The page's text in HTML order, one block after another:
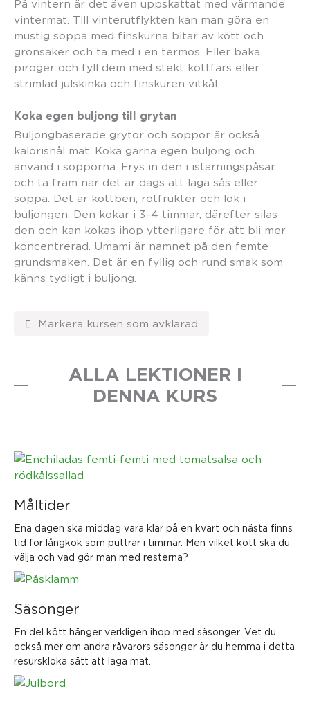
På vintern är det även uppskattat med värmande
vintermat. Till vinterutflykten kan man göra en
mustig soppa med finskurna bitar av kött och
grönsaker och ta med i en termos. Eller baka
piroger och fyll dem med stekt köttfärs eller
strimlad julskinka och finskuren vitkål.
Koka egen buljong till grytan
Buljongbaserade grytor och soppor är också
kalorisnål mat. Koka gärna egen buljong och
använd i sopporna. Frys in den i istärningspåsar
och ta fram när det är dags att laga sås eller
soppa. Det är köttben, rotfrukter och lök i
buljongen. Den kokar i 3–4 timmar, därefter silas
den och kan kokas ihop ytterligare för att bli mer
koncentrerad. Umami är namnet på den femte
grundsmaken. Det är en fyllig och rund smak som
känns tydligt i buljong.
ALLA LEKTIONER I
DENNA KURS
Måltider
Ena dagen ska middag vara klar på en kvart och nästa finns
tid för långkok som puttrar i timmar. Men vilket kött ska du
välja och vad gör man med resterna?
Säsonger
En del kött hänger verkligen ihop med säsonger. Vet du
också mer om andra råvarors säsonger är du hemma i detta
resurskloka sätt att laga mat.